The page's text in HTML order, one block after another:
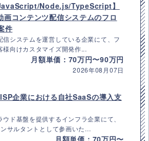
Node.js/TypeScript】
コンテンツ配信システムのフロ
件
信システムを運営している企業にて、フ
様向けカスタマイズ開発作...
月額単価：70万円〜90万円
2026年08月07日
企業における自社SaaSの導入支
ド基盤を提供するインフラ企業にて、
サルタントとして参画いた...